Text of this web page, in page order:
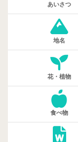
あいさつ
地名
花・植物
食べ物